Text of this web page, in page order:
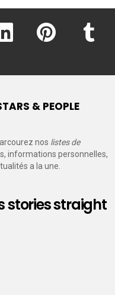
linkedin pinterest
& PEOPLE
nos listes de
informations personnelles,
a la une.
stories straight